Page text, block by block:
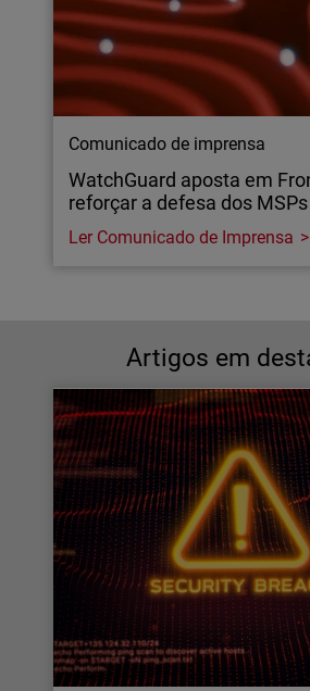
Comunicado de imprensa
WatchGuard aposta em
reforçar a defesa dos MSPs
Ler Comunicado de Imprensa
Artigos em